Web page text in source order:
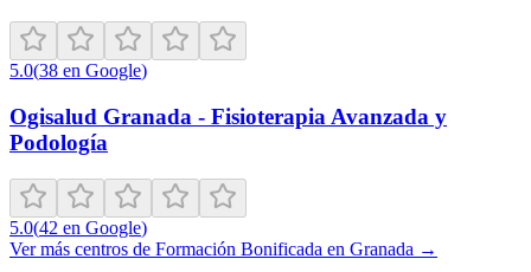
5.0(38 en Google)
Ogisalud Granada - Fisioterapia Avanzada y
Podología
5.0(42 en Google)
Ver más centros de Formación Bonificada en Granada →